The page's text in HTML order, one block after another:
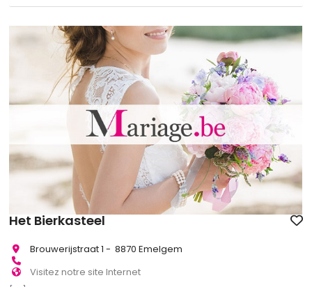
Het Bierkasteel
Brouwerijstraat 1 - 8870 Emelgem
Visitez notre site Internet